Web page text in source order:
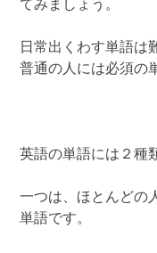
てみましょう。
日常出くわす単語は
普通の人には必須の
英語の単語には２種
一つは、ほとんどの
単語です。